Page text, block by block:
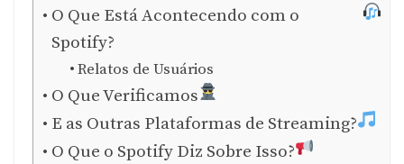
O Que Está Acontecendo com o
Spotify?
Relatos de Usuários
O Que Verificamos
E as Outras Plataformas de Streaming?
O Que o Spotify Diz Sobre Isso?